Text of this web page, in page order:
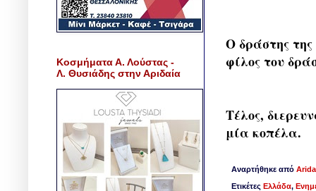
Ο δράστης της
φίλος του
Τέλος,
μία κοπέλα.
Αναρτήθηκε από
Ετικέτες Ελλάδα,
Κοσμήματα Α. Λούστας -
Λ. Θυσιάδης στην Αριδαία